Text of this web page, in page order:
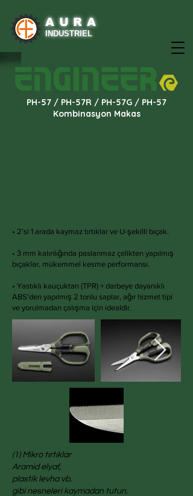
AURA
INDUSTRIEL
PH-57 / PH-57R / PH-57G / PH-57
Kombinasyon Makas
• 2'si 1 arada kaymaz tırtıklar ve U-şekilli bıçak.
• 3 mm kalınlığında paslanmaz çelikten yapılmış
bıçaklar, mükemmel kesme performansı.
• Yastıklı kauçuktan (TPR) + darbeye dayanıklı
ABS'den yapılmış 2 tonlu saplar, ağır hizmet tipi
ve yorulmadan çalışma için idealdir.
(1) Mikro tırtıklar
Aramid elyaf,
plastik levha vb.
gibi nesneleri kaymadan tutun.